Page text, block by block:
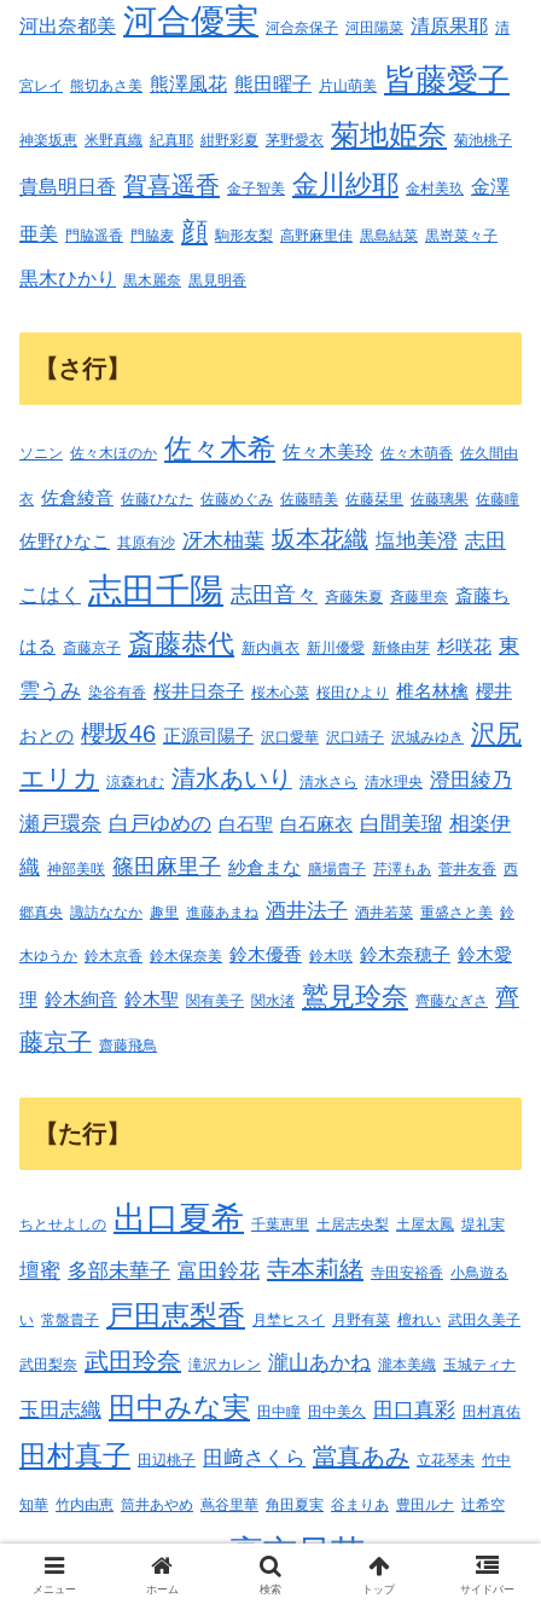
河出奈都美 河合優実 河合奈保子 河田陽菜 清原果耶 清
宮レイ 熊切あさ美 熊澤風花 熊田曜子 片山萌美 皆藤愛子
神楽坂恵 米野真織 紀真耶 紺野彩夏 茅野愛衣 菊地姫奈 菊池桃子
貴島明日香 賀喜遥香 金子智美 金川紗耶 金村美玖 金澤
亜美 門脇遥香 門脇麦 顔 駒形友梨 高野麻里佳 黒島結菜 黒嵜菜々子
黒木ひかり 黒木麗奈 黒見明香
【さ行】
ソニン 佐々木ほのか 佐々木希 佐々木美玲 佐々木萌香 佐久間由
衣 佐倉綾音 佐藤ひなた 佐藤めぐみ 佐藤晴美 佐藤栞里 佐藤璃果 佐藤瞳
佐野ひなこ 其原有沙 冴木柚葉 坂本花織 塩地美澄 志田
こはく 志田千陽 志田音々 斉藤朱夏 斉藤里奈 斎藤ち
はる 斎藤京子 斎藤恭代 新内眞衣 新川優愛 新條由芽 杉咲花 東
雲うみ 染谷有香 桜井日奈子 桜木心菜 桜田ひより 椎名林檎 櫻井
おとの 櫻坂46 正源司陽子 沢口愛華 沢口靖子 沢城みゆき 沢尻
エリカ
涼森れむ 清水あいり 清水さら 清水理央 澄田綾乃
瀬戸環奈 白戸ゆめの 白石聖 白石麻衣 白間美瑠 相楽伊
織 神部美咲 篠田麻里子 紗倉まな 膳場貴子 芹澤もあ 菅井友香 西
郷真央 諏訪ななか 趣里 進藤あまね 酒井法子 酒井若菜 重盛さと美 鈴
木ゆうか 鈴木京香 鈴木保奈美 鈴木優香 鈴木咲 鈴木奈穂子 鈴木愛
理 鈴木絢音 鈴木聖 関有美子 関水渚 鷲見玲奈 齊藤なぎさ 齊
藤京子 齋藤飛鳥
【た行】
ちとせよしの 出口夏希 千葉恵里 土居志央梨 土屋太鳳 堤礼実
壇蜜 多部未華子 富田鈴花 寺本莉緒 寺田安裕香 小鳥遊る
い 常盤貴子 戸田恵梨香 月埜ヒスイ 月野有菜 檀れい 武田久美子
武田梨奈 武田玲奈 滝沢カレン 瀧山あかね 瀧本美織 玉城ティナ
玉田志織 田中みな実 田中瞳 田中美久 田口真彩 田村真佑
田村真子 田辺桃子 田﨑さくら 當真あみ 立花琴未 竹中
知華 竹内由恵 筒井あやめ 蔦谷里華 角田夏実 谷まりあ 豊田ルナ 辻希空
都丸紗也華 高山一実 高岡早紀 高市早苗 高木美帆 高本彩花
メニュー ホーム 検索 トップ サイドバー